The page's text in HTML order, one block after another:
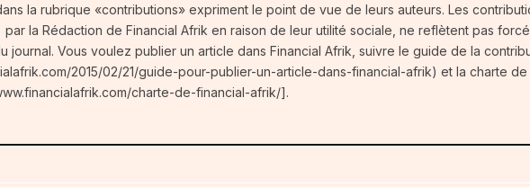
la rubrique «contributions» expriment le point de vue de leurs auteurs. Les
la Rédaction de Financial Afrik en raison de leur utilité sociale, ne reflètent pas
journal. Vous voulez publier un article dans Financial Afrik, suivre le guide de la
2015/02/21/guide-pour-publier-un-article-dans-financial-afrik) et la charte de
charte-de-financial-afrik/].